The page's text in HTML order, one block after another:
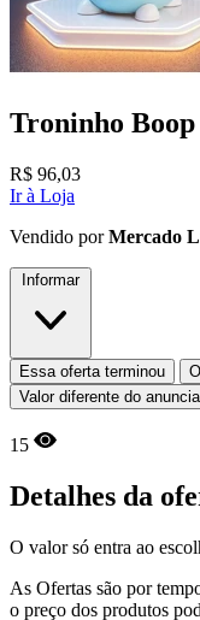
Troninho
R$ 96,03
Ir à Loja
Vendido porMercado
Informar
Essa oferta terminou
Valor diferente do
15
Detalhes da
O valor só entra ao
As Ofertas são por
o preço dos produtos